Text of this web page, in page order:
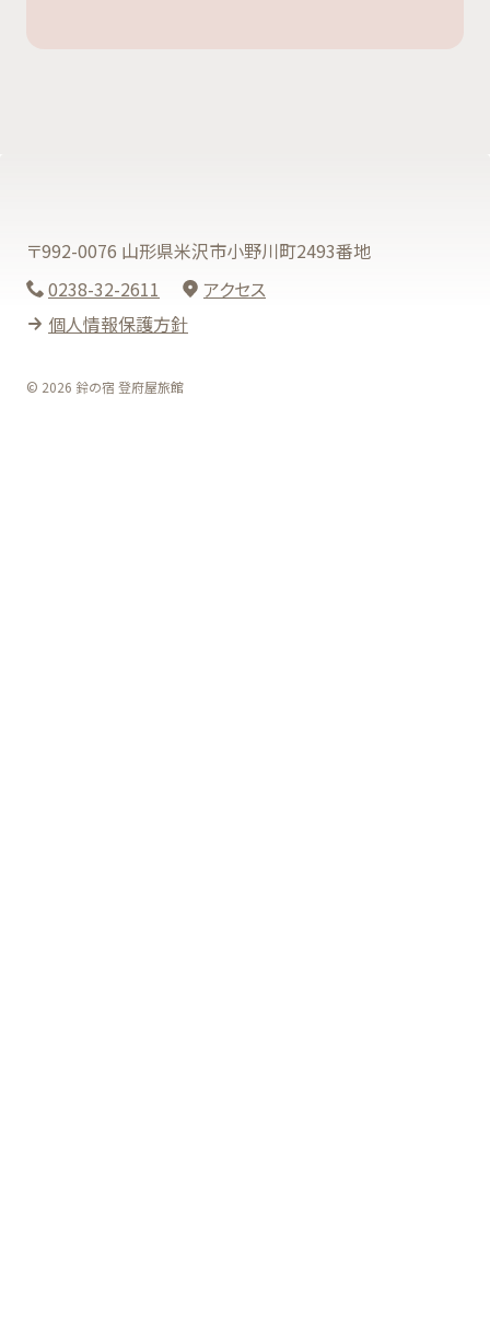
〒992-0076 山形県米沢市小野川町2493番地
0238-32-2611
アクセス
個人情報保護方針
© 2026 鈴の宿 登府屋旅館